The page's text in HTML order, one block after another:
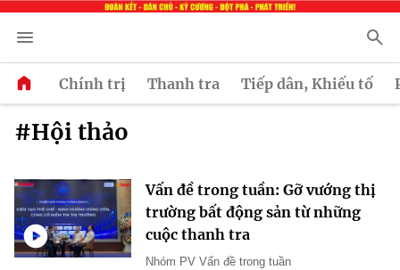
Chính trị Thanh tra Tiếp dân, Khiếu tố
#Hội thảo
Vấn đề trong tuần: Gỡ vướng thị
trường bất động sản từ những
cuộc thanh tra
Nhóm PV Vấn đề trong tuần